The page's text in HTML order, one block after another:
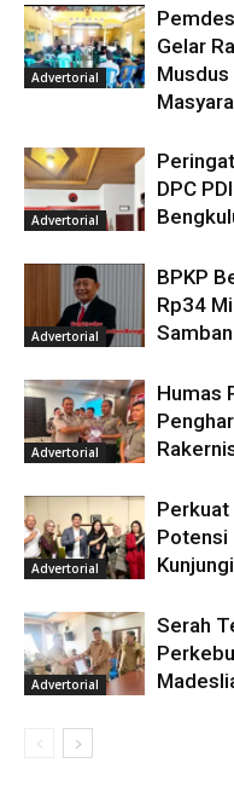
Advertorial
Gelar
Musdus
Advertorial
DPC
Advertorial
BPKP
Rp34
Samban
Advertorial
Humas
Advertorial
Potensi
Advertorial
Serah